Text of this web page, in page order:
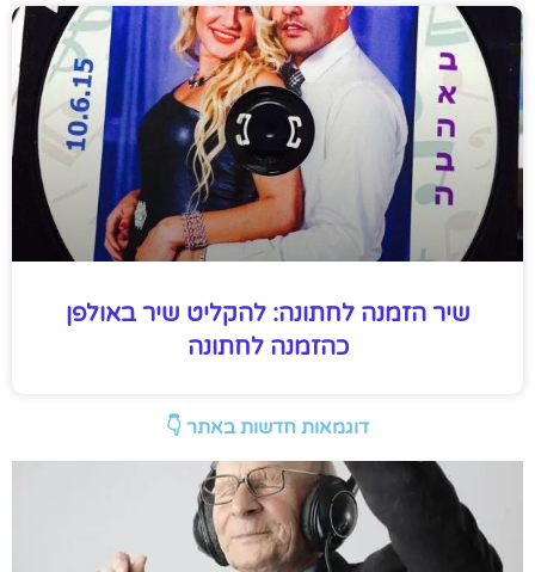
שיר הזמנה לחתונה: להקליט שיר באולפן
כהזמנה לחתונה
דוגמאות חדשות באתר 👇